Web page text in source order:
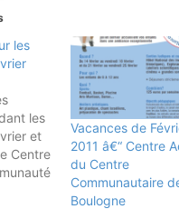
les
les
et
Centre
Vacances de
2011 â€“ Centre
du Centre
Communautaire
Boulogne